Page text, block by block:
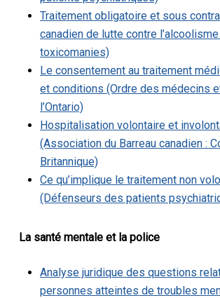
Traitement obligatoire et sous
canadien de lutte contre
toxicomanies)
Le consentement au traitement
et conditions (Ordre des médecins
l’Ontario)
Hospitalisation volontaire et
(Association du Barreau canadien :
Britannique)
Ce qu’implique le traitement non
(Défenseurs des patients
La santé mentale et la police
Analyse juridique des questions
personnes atteintes de troubles